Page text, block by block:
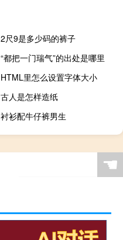
2尺9是多少码的裤子
“都把一门瑞气”的出处是哪里
HTML里怎么设置字体大小
古人是怎样造纸
衬衫配牛仔裤男生
☚